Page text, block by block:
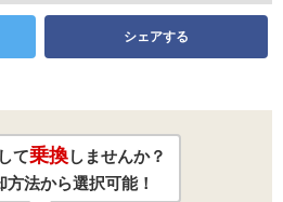
シェアする
て乗換しませんか？
方法から選択可能！